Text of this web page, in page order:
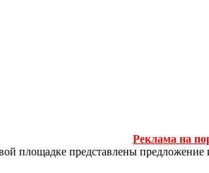
Реклама на
площадке представлены предложение